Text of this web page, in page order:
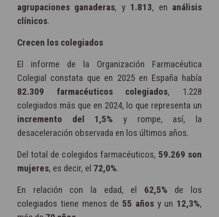
agrupaciones ganaderas, y 1.813, en análisis
clínicos.
Crecen los colegiados
El informe de la Organización Farmacéutica
Colegial constata que en 2025 en España había
82.309 farmacéuticos colegiados, 1.228
colegiados más que en 2024, lo que representa un
incremento del 1,5% y rompe, así, la
desaceleración observada en los últimos años.
Del total de colegidos farmacéuticos, 59.269 son
mujeres, es decir, el 72,0%.
En relación con la edad, el 62,5% de los
colegiados tiene menos de 55 añosy un 12,3%,